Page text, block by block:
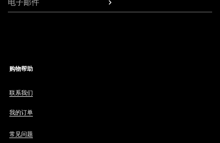
电子邮件
购物帮助
联系我们
我的订单
常见问题